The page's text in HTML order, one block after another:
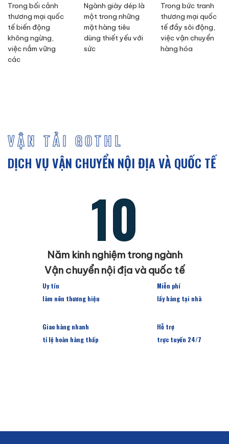
Trong bối cảnh
thương mại quốc
tế biến động
không ngừng,
việc nắm vững
các
Ngành giày dép là
một trong những
mặt hàng tiêu
dùng thiết yếu với
sức
Trong bức tranh
thương mại quốc
tế đầy sôi động,
việc vận chuyển
hàng hóa
VẬN TẢI GOTHL
DỊCH VỤ VẬN CHUYỂN NỘI ĐỊA VÀ QUỐC TẾ
10
Năm kinh nghiệm trong ngành
Vận chuyển nội địa và quốc tế
Uy tín
làm nên thương hiệu
Miễn phí
lấy hàng tại nhà
Giao hàng nhanh
tỉ lệ hoàn hàng thấp
Hỗ trợ
trực tuyến 24/7